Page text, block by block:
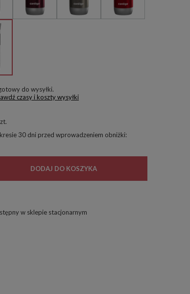
do wysyłki
czasy i koszty wysyłki
30 dni przed wprowadzeniem obniżki:
DODAJ DO KOSZYKA
w sklepie stacjonarnym